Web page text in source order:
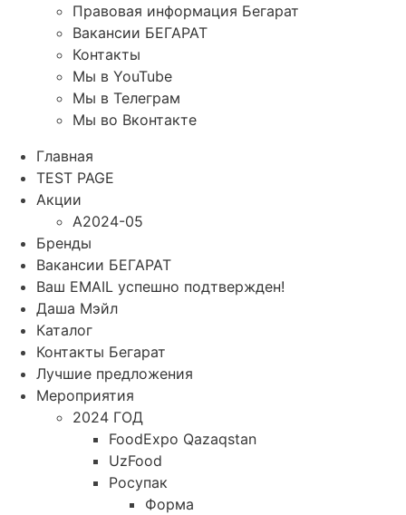
Правовая информация Бегарат
Вакансии БЕГАРАТ
Контакты
Мы в YouTube
Мы в Телеграм
Мы во Вконтакте
Главная
TEST PAGE
Акции
A2024-05
Бренды
Вакансии БЕГАРАТ
Ваш EMAIL успешно подтвержден!
Даша Мэйл
Каталог
Контакты Бегарат
Лучшие предложения
Мероприятия
2024 ГОД
FoodExpo Qazaqstan
UzFood
Росупак
Форма